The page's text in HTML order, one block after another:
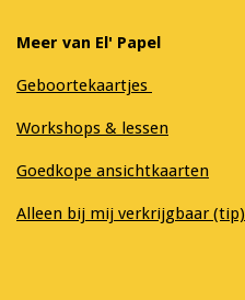
Meer van El' Papel
Geboortekaartjes
Workshops & lessen
Goedkope ansichtkaarten
Alleen bij mij verkrijgbaar (tip)